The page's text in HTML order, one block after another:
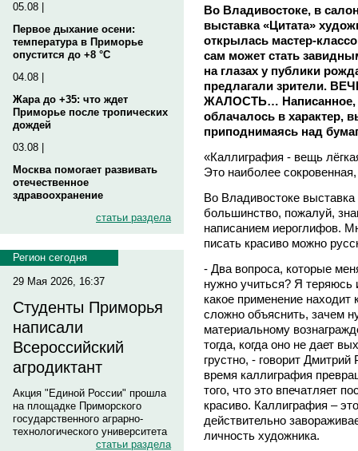
05.08 |
Первое дыхание осени:
температура в Приморье
опустится до +8 °C
04.08 |
Жара до +35: что ждет
Приморье после тропических
дождей
03.08 |
Москва помогает развивать
отечественное
здравоохранение
статьи раздела
Регион сегодня
29 Мая 2026, 16:37
Студенты Приморья
написали
Всероссийский
агродиктант
Акция "Единой России" прошла
на площадке Приморского
государственного аграрно-
технологического университета
статьи раздела
Во Владивостоке, в
выставка «Цитата»
открылась мастер-
сам может стать
на глазах у публики
предлагали зрители.
ЖАЛОСТЬ… Написанное,
облачалось в характер,
приподнимаясь над
«Каллиграфия - вещь
Это наиболее
Во Владивостоке
большинство, пожалуй,
написанием иероглифов.
писать красиво можно
- Два вопроса, которые
нужно учиться? Я теряюсь
какое применение
сложно объяснить, зачем
материальному
тогда, когда оно не дает
грустно, - говорит
время каллиграфия
того, что это впечатляет
красиво. Каллиграфия –
действительно
личность художника.